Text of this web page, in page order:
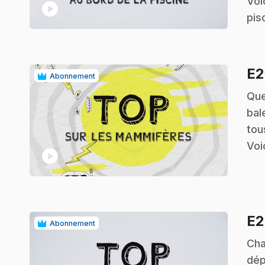
play_circle
Abonnement
play_circle
.
Abonnement
.